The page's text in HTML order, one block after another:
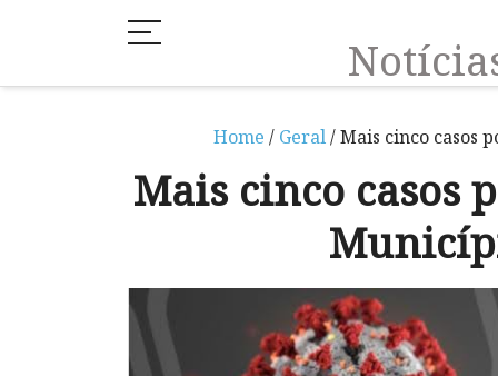
Home / Geral/ Mais cinco casos
Mais cinco casos